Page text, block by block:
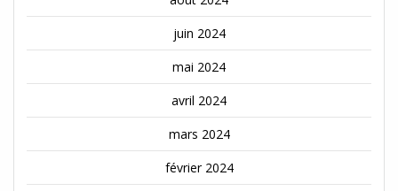
juin 2024
mai 2024
avril 2024
mars 2024
février 2024